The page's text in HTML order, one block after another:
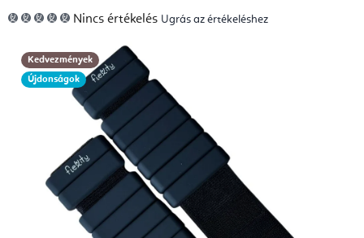
A
termék
értékelése
5-
ből
0,0
csillag.
Nincs értékelés Ugrás az értékeléshez
Kedvezmények
Újdonságok